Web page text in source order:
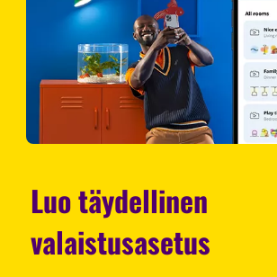
Luo täydellinen
valaistusasetus